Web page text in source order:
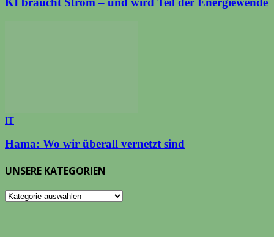
IT
Hama: Wo wir überall vernetzt sind
UNSERE KATEGORIEN
UNSERE